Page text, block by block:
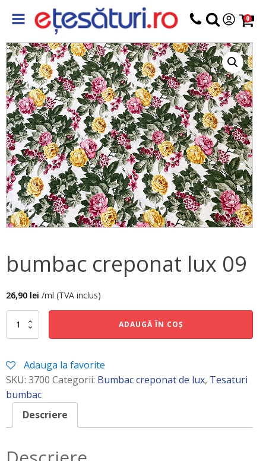
0
bumbac creponat lux 09
26,90 lei /ml (TVA inclus)
Cantitate
bumbac
09
ADAUGĂ ÎN COȘ
Adauga la favorite
SKU: 3700 Categorii: Bumbac creponat de lux, Tesaturi
bumbac
Descriere